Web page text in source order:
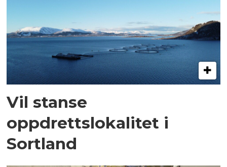
Vil stanse
oppdrettslokalitet i
Sortland